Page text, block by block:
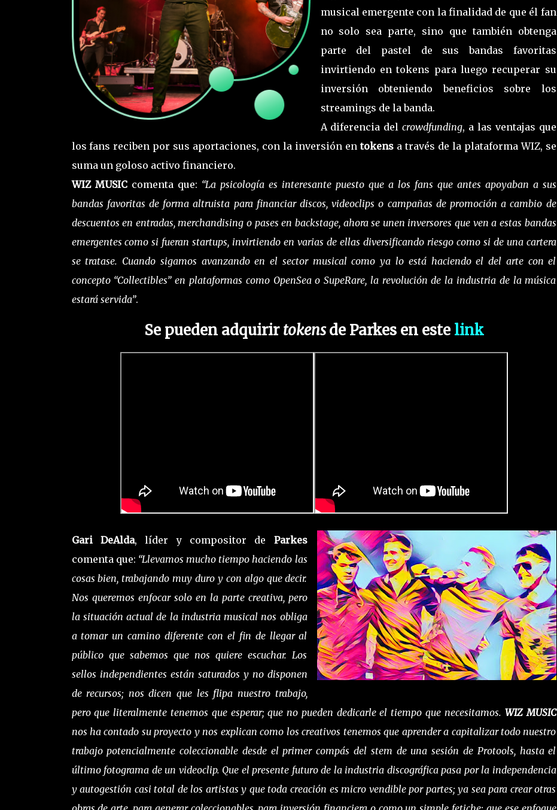
musical emergente con la finalidad de que él fan
no solo sea parte, sino que también obtenga
parte del pastel de sus bandas favoritas
invirtiendo en tokens para luego recuperar su
inversión obteniendo beneficios sobre los
streamings de la banda.
A diferencia delcrowdfunding, a las ventajas que
los fans reciben por sus aportaciones, con la inversión entokens a través de la plataforma WIZ, se
suma un goloso activo financiero.
WIZ MUSICcomenta que: “La psicología es interesante puesto que a los fans que antes apoyaban a sus
bandas favoritas de forma altruista para financiar discos, videoclips o campañas de promoción a cambio de
descuentos en entradas, merchandising o pases en backstage, ahora se unen inversores que ven a estas bandas
emergentes como si fueran startups, invirtiendo en varias de ellas diversificando riesgo como si de una cartera
se tratase. Cuando sigamos avanzando en el sector musical como ya lo está haciendo el del arte con el
concepto “Collectibles” en plataformas como OpenSea o SupeRare, la revolución de la industria de la música
estará servida”.
Se pueden adquirirtokensde Parkes en este link
Gari DeAlda, líder y compositor de Parkes
comenta que: “Llevamos mucho tiempo haciendo las
cosas bien, trabajando muy duro y con algo que decir.
Nos queremos enfocar solo en la parte creativa, pero
la situación actual de la industria musical nos obliga
a tomar un camino diferente con el fin de llegar al
público que sabemos que nos quiere escuchar. Los
sellos independientes están saturados y no disponen
de recursos; nos dicen que les flipa nuestro trabajo,
pero que literalmente tenemos que esperar; que no pueden dedicarle el tiempo que necesitamos. WIZ MUSIC
nos ha contado su proyecto y nos explican como los creativos tenemos que aprender a capitalizar todo nuestro
trabajo potencialmente coleccionable desde el primer compás del stem de una sesión de Protools, hasta el
último fotograma de un videoclip. Que el presente futuro de la industria discográfica pasa por la independencia
y autogestión casi total de los artistas y que toda creación es micro vendible por partes; ya sea para crear otras